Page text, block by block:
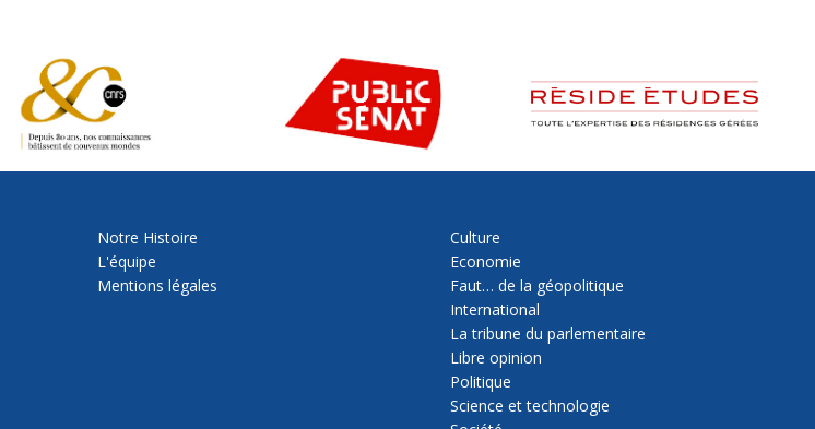
Notre Histoire
L'équipe
Mentions légales
Culture
Economie
Faut… de la géopolitique
International
La tribune du parlementaire
Libre opinion
Politique
Science et technologie